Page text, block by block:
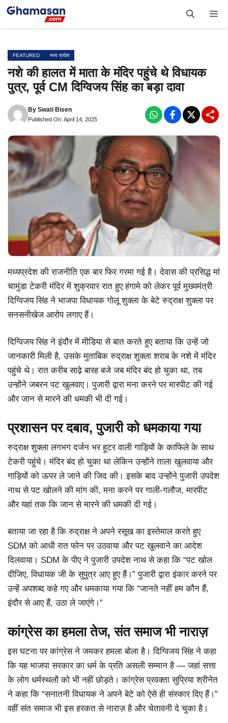
Skip
FEATURED मध्य प्रदेश
नशे की हालत में माता के मंदिर पहुंचे थे विधायक
पुत्र, पूर्व CM दिग्विजय सिंह का बड़ा दावा
By Swati Bisen
Published On: April 14, 2025
मध्यप्रदेश की राजनीति एक बार फिर गरमा गई है। देवास की प्रसिद्ध मां
चामुंडा टेकरी मंदिर में शुक्रवार रात हुए हंगामे को लेकर पूर्व मुख्यमंत्री
दिग्विजय सिंह ने भाजपा विधायक गोलू शुक्ला के बेटे रुद्राक्ष शुक्ला पर
सनसनीखेज आरोप लगाए हैं।
दिग्विजय सिंह ने इंदौर में मीडिया से बात करते हुए बताया कि उन्हें जो
जानकारी मिली है, उसके मुताबिक रुद्राक्ष शुक्ला शराब के नशे में मंदिर
पहुंचे थे। रात करीब साढ़े बारह बजे जब मंदिर बंद हो चुका था, तब
उन्होंने जबरन पट खुलवाए। पुजारी द्वारा मना करने पर मारपीट की गई
और जान से मारने की धमकी भी दी गई।
प्रशासन पर दबाव, पुजारी को धमकाया गया
रुद्राक्ष शुक्ला लगभग दर्जन भर हूटर वाली गाड़ियों के काफिले के साथ
टेकरी पहुंचे। मंदिर बंद हो चुका था लेकिन उन्होंने ताला खुलवाया और
गाड़ियों को ऊपर ले जाने की जिद की। इसके बाद उन्होंने पुजारी उपदेश
नाथ से पट खोलने की मांग की, मना करने पर गाली-गलौज, मारपीट
और यहां तक कि जान से मारने की धमकी दी गई।
बताया जा रहा है कि रुद्राक्ष ने अपने रसूख का इस्तेमाल करते हुए
SDM को आधी रात फोन पर उठवाया और पट खुलवाने का आदेश
दिलवाया। SDM के पीए ने पुजारी उपदेश नाथ से कहा कि “पट खोल
दीजिए, विधायक जी के सुपुत्र आए हुए हैं।” पुजारी द्वारा इंकार करने पर
उन्हें अपशब्द कहे गए और धमकाया गया कि “जानते नहीं हम कौन हैं,
इंदौर से आए हैं, उठा ले जाएंगे।”
कांग्रेस का हमला तेज, संत समाज भी नाराज़
इस घटना पर कांग्रेस ने जमकर हमला बोला है। दिग्विजय सिंह ने कहा
कि यह भाजपा सरकार का धर्म के प्रति असली सम्मान है — जहां सत्ता
के लोग धर्मस्थलों को भी नहीं छोड़ते। कांग्रेस प्रवक्ता सुप्रिया श्रीनेत
ने कहा कि “सनातनी विधायक ने अपने बेटे को ऐसे ही संस्कार दिए हैं।”
वहीं संत समाज भी इस हरकत से नाराज़ है और चेतावनी दे चुका है।